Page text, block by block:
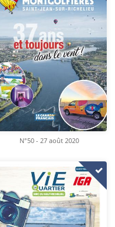
N°50 - 27 août 2020